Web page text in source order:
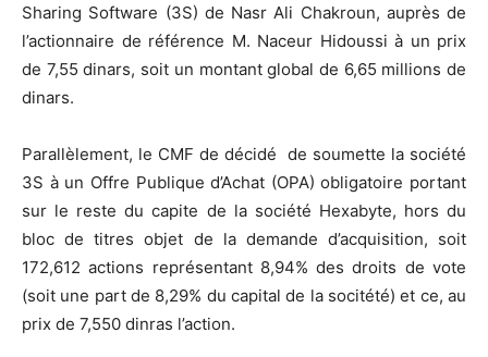
Sharing Software (3S) de Nasr Ali Chakroun, auprès de
l’actionnaire de référence M. Naceur Hidoussi à un prix
de 7,55 dinars, soit un montant global de 6,65 millions de
dinars.
Parallèlement, le CMF de décidé de soumette la société
3S à un Offre Publique d’Achat (OPA) obligatoire portant
sur le reste du capite de la société Hexabyte, hors du
bloc de titres objet de la demande d’acquisition, soit
172,612 actions représentant 8,94% des droits de vote
(soit une part de 8,29% du capital de la socitété) et ce, au
prix de 7,550 dinras l’action.